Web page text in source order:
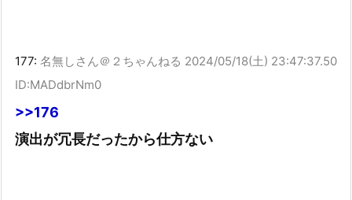
177: 名無しさん＠２ちゃんねる 2024/05/18(土) 23:47:37.50
ID:MADdbrNm0
>>176
演出が冗長だったから仕方ない